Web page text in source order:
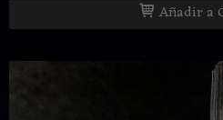
Añadir a